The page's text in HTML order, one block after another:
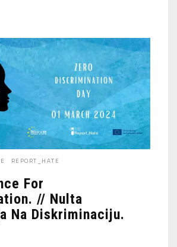
REPORT_HATE
For
// Nulta
Na Diskriminaciju.